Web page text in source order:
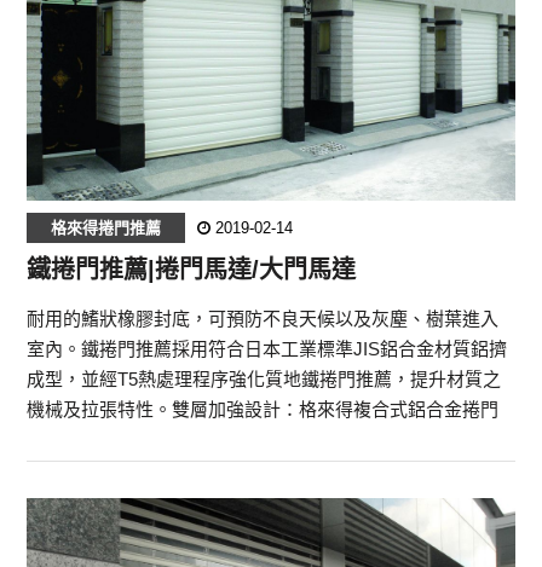
格來得捲門推薦 2019-02-14
鐵捲門推薦|捲門馬達/大門馬達‎
耐用的鰭狀橡膠封底，可預防不良天候以及灰塵、樹葉進入
室內。鐵捲門推薦採用符合日本工業標準JIS鋁合金材質鋁擠
成型，並經T5熱處理程序強化質地鐵捲門推薦，提升材質之
機械及拉張特性。雙層加強設計：格來得複合式鋁合金捲門